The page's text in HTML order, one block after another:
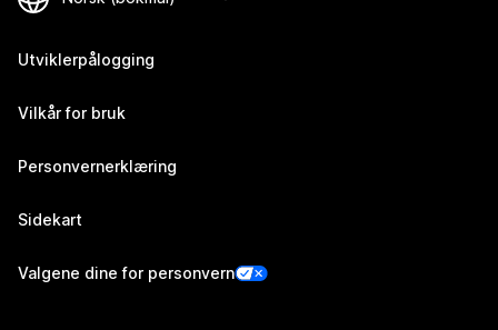
Utviklerpålogging
Vilkår for bruk
Personvernerklæring
Sidekart
Valgene dine for personvern